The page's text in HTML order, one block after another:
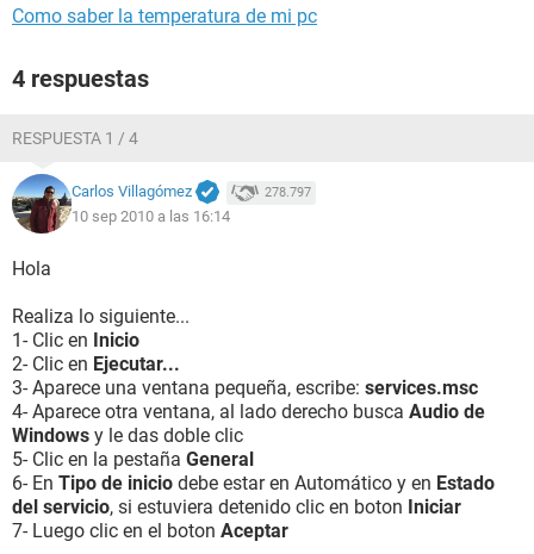
Como saber la temperatura de mi pc
4 respuestas
RESPUESTA 1 / 4
Carlos Villagómez 278.797
10 sep 2010 a las 16:14
Hola
Realiza lo siguiente...
1- Clic en Inicio
2- Clic en Ejecutar...
3- Aparece una ventana pequeña, escribe: services.msc
4- Aparece otra ventana, al lado derecho busca Audio de
Windows y le das doble clic
5- Clic en la pestaña General
6- En Tipo de inicio debe estar en Automático y en Estado
del servicio, si estuviera detenido clic en boton Iniciar
7- Luego clic en el boton Aceptar